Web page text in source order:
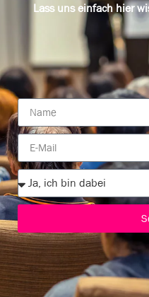
Lass uns einfach hier